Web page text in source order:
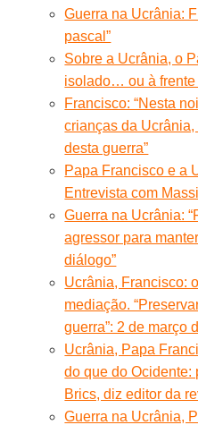
Guerra na Ucrânia:
pascal”
Sobre a Ucrânia, o
isolado… ou à frente
Francisco: “Nesta
crianças da
desta guerra”
Papa Francisco e a
Entrevista com
Guerra na Ucrânia:
agressor para
diálogo”
Ucrânia, Francisco:
mediação.
guerra”: 2 de março
Ucrânia, Papa
do que do Ocidente:
Brics, diz editor da
Guerra na Ucrânia,